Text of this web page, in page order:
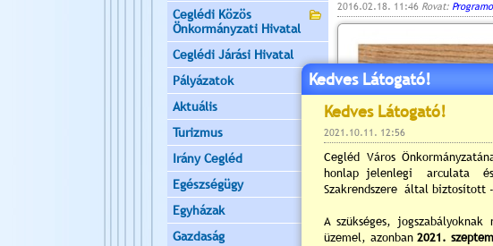
Ceglédi Közös
Önkormányzati Hivatal
Ceglédi Járási Hivatal
Pályázatok
Aktuális
Turizmus
Irány Cegléd
Egészségügy
Egyházak
Gazdaság
2016.02.18. 11:46 Rovat:
Kedves Látogató!